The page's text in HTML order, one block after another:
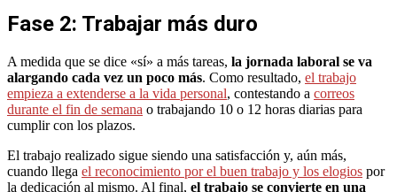
Fase 2: Trabajar más duro
A medida que se dice «sí» a más tareas, la jornada laboral se va
alargando cada vez un poco más. Como resultado, el trabajo
empieza a extenderse a la vida personal, contestando a correos
durante el fin de semana o trabajando 10 o 12 horas diarias para
cumplir con los plazos.
El trabajo realizado sigue siendo una satisfacción y, aún más,
cuando llega el reconocimiento por el buen trabajo y los elogios por
la dedicación al mismo. Al final, el trabajo se convierte en una